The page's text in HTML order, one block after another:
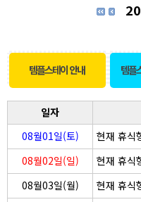
템플스테이 안내 템플
일자
08월01일(토)
현재 휴식
08월02일(일)
현재 휴식
08월03일(월)
현재 휴식